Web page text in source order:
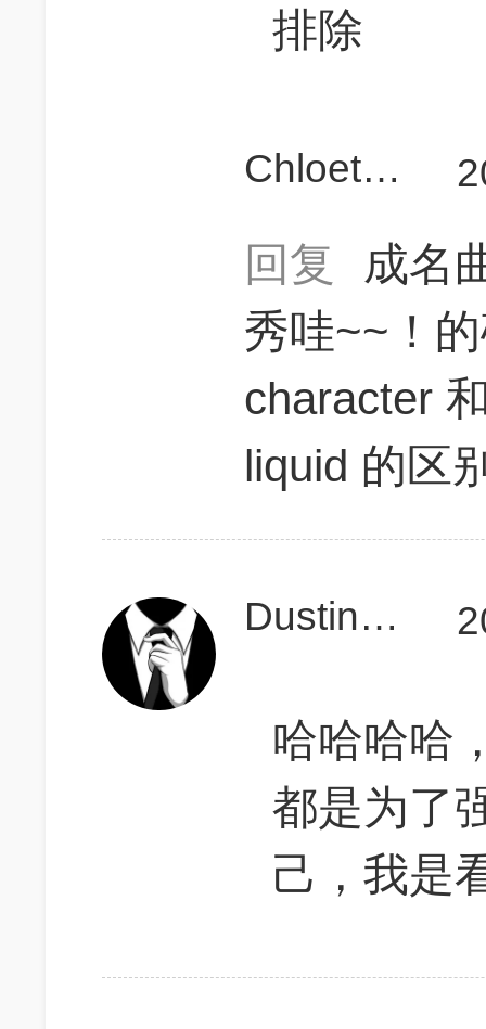
排除
Chloethebest
回复
成名
秀哇~~！
character
liquid 的区
Dustin_Zhang
哈哈哈哈
都是为了
己，我是